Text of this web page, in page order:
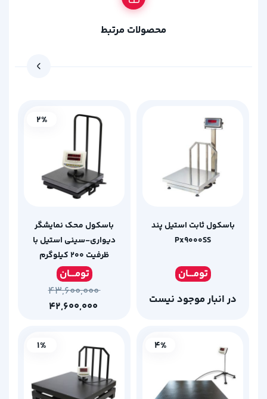
محصولات مرتبط
باسکول ثابت استیل پند
Px9000SS
تومـــان
در انبار موجود نیست
باسکول محک نمایشگر
دیواری-سینی استیل با
ظرفیت 200 کیلوگرم
تومـــان
۴۳,۶۰۰,۰۰۰
2%
4%
1%